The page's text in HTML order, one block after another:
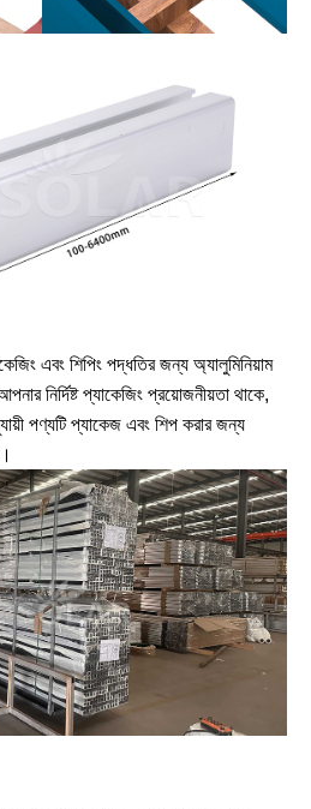
এবং শিপিং পদ্ধতির জন্য অ্যালুমিনিয়াম
নির্দিষ্ট প্যাকেজিং প্রয়োজনীয়তা থাকে,
পণ্যটি প্যাকেজ এবং শিপ করার জন্য